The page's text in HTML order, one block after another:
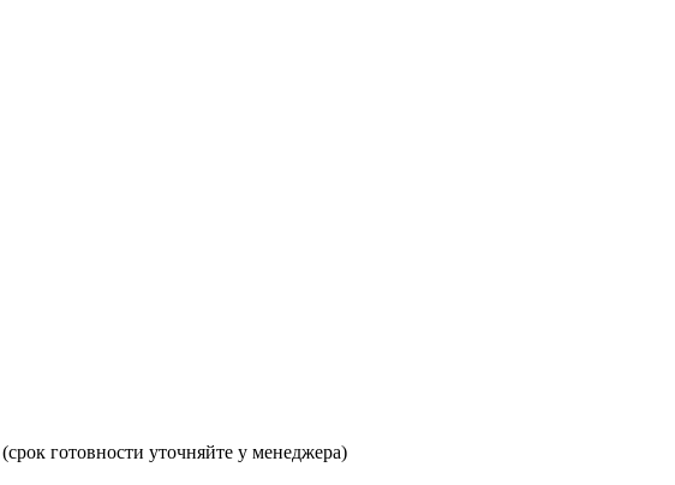
(срок готовности уточняйте у менеджера)